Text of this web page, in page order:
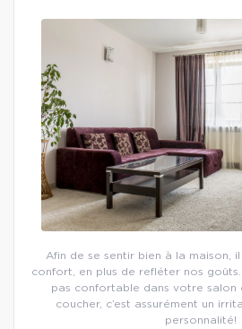
Afin de se sentir bien à la maison, il
confort, en plus de refléter nos
pas confortable dans votre salon
coucher, c’est assurément un
personnalité!